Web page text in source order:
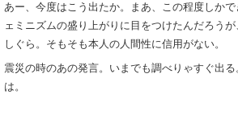
あー、今度はこう出たか。まあ、この程度しか
ェミニズムの盛り上がりに目をつけたんだろう
しぐら。そもそも本人の人間性に信用がない。
震災の時のあの発言。いまでも調べりゃすぐ出
は。